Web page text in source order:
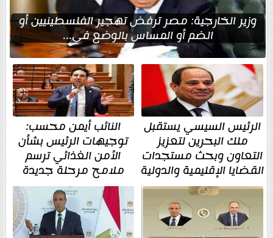
وزير الخارجية: مصر ترفض تهجير الفلسطينيين أو
الضم أو المساس بالوضع في...
الرئيس السيسي يستقبل
ملك البحرين لتعزيز
التعاون وبحث مستجدات
القضايا الإقليمية والدولية
النائب أيمن محسب:
توجيهات الرئيس بشأن
الأمن الغذائي ترسم
ملامح مرحلة جديدة